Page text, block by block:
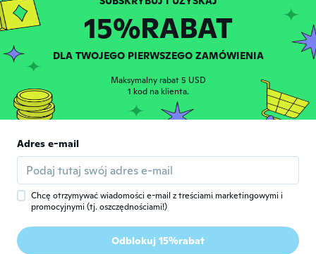
około 4 roku temu
J Rok dołączenia 2015 · 265 opinie
Parfait 👍👍👍👍
około 4 roku temu
Y Yolanda
około 4 roku temu
D dianny
Rok dołączenia 2017 · 2 opinie · 1 przesłane
Llego a tiempo
15%RABAT
DLA TWOJEGO PIERWSZEGO ZAMÓWIENIA
Maksymalny rabat 5 USD
1 kod na klienta.
Adres e-mail
Chcę otrzymywać wiadomości e-mail z treściami marketingowymi i
promocyjnymi (tj. oszczędnościami!)
Odblokuj 15%rabat